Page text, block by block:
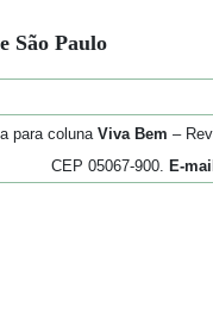
São Paulo
para colunaViva Bem –
CEP 05067-900. E-